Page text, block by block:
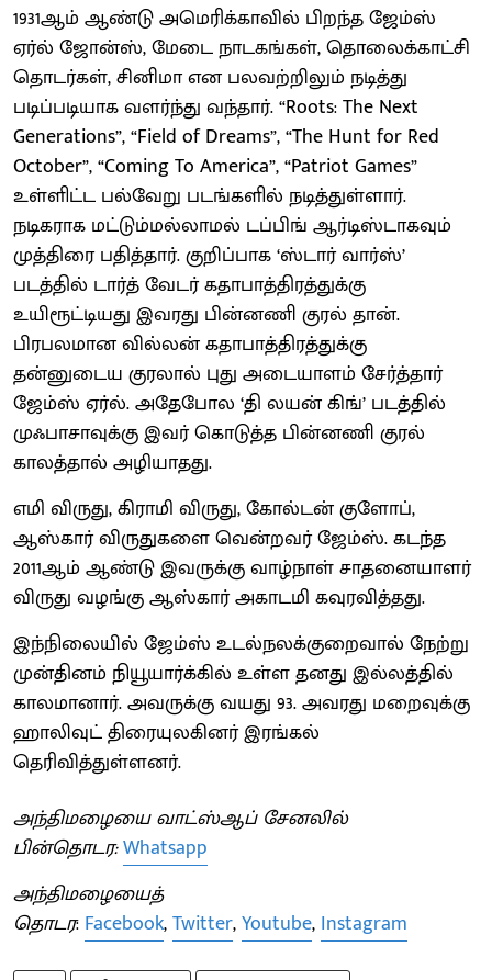
1931ஆம் ஆண்டு அமெரிக்காவில் பிறந்த ஜேம்ஸ்
ஏர்ல் ஜோன்ஸ், மேடை நாடகங்கள், தொலைக்காட்சி
தொடர்கள், சினிமா என பலவற்றிலும் நடித்து
படிப்படியாக வளர்ந்து வந்தார். “Roots: The Next
Generations”, “Field of Dreams”, “The Hunt for Red
October”, “Coming To America”, “Patriot Games”
உள்ளிட்ட பல்வேறு படங்களில் நடித்துள்ளார்.
நடிகராக மட்டும்மல்லாமல் டப்பிங் ஆர்டிஸ்டாகவும்
முத்திரை பதித்தார். குறிப்பாக ‘ஸ்டார் வார்ஸ்’
படத்தில் டார்த் வேடர் கதாபாத்திரத்துக்கு
உயிரூட்டியது இவரது பின்னணி குரல் தான்.
பிரபலமான வில்லன் கதாபாத்திரத்துக்கு
தன்னுடைய குரலால் புது அடையாளம் சேர்த்தார்
ஜேம்ஸ் ஏர்ல். அதேபோல ‘தி லயன் கிங்’ படத்தில்
முஃபாசாவுக்கு இவர் கொடுத்த பின்னணி குரல்
காலத்தால் அழியாதது.
எமி விருது, கிராமி விருது, கோல்டன் குளோப்,
ஆஸ்கார் விருதுகளை வென்றவர் ஜேம்ஸ். கடந்த
2011ஆம் ஆண்டு இவருக்கு வாழ்நாள் சாதனையாளர்
விருது வழங்கு ஆஸ்கார் அகாடமி கவுரவித்தது.
இந்நிலையில் ஜேம்ஸ் உடல்நலக்குறைவால் நேற்று
முன்தினம் நியூயார்க்கில் உள்ள தனது இல்லத்தில்
காலமானார். அவருக்கு வயது 93. அவரது மறைவுக்கு
ஹாலிவுட் திரையுலகினர் இரங்கல்
தெரிவித்துள்ளனர்.
அந்திமழையை வாட்ஸ்ஆப் சேனலில்
பின்தொடர:Whatsapp
அந்திமழையைத்
தொடர: Facebook,Twitter,Youtube, Instagram